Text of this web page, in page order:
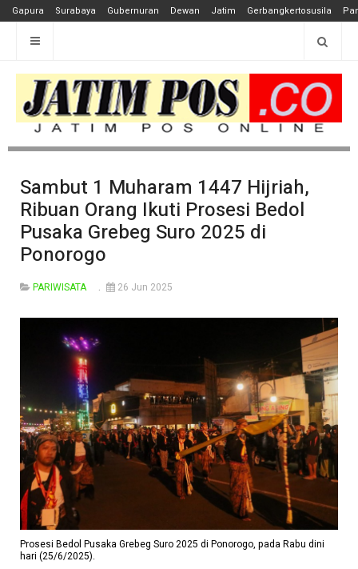
Gapura Surabaya Gubernuran Dewan Jatim Gerbangkertosusila
Sambut 1 Muharam 1447 Hijriah,
Ribuan Orang Ikuti Prosesi Bedol
Pusaka Grebeg Suro 2025 di
Ponorogo
PARIWISATA 26 Jun 2025
Prosesi Bedol Pusaka Grebeg Suro 2025 di Ponorogo, pada Rabu dini
hari (25/6/2025).